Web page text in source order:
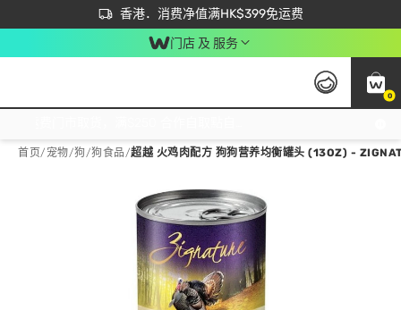
香港．消费净值满HK$399免运费
立即成为易赏钱会员尽享独家优惠
首次APP下单买满$450 输入 NEWAPP 即减$50
门店 及 服务
0
首页/ 宠物/狗/狗食品/超越 火鸡肉配方 狗狗营养均衡罐头 (13OZ) -